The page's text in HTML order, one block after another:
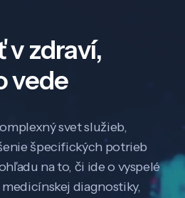
zdraví,
vede
svet služieb,
špecifických potrieb
na to, či ide o vyspelé
diagnostiky,